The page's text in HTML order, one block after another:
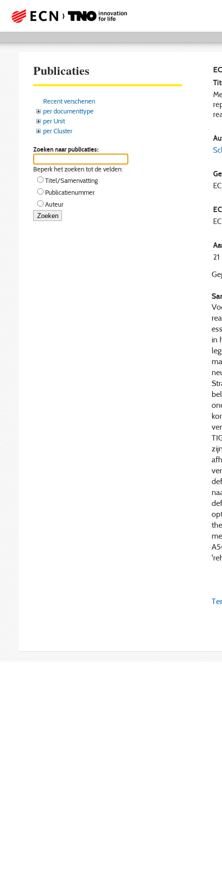
Publicaties
Recent verschenen
per documenttype
per Unit
per Cluster
Zoeken naar publicaties:
Beperk het zoeken tot de velden:
Titel/Samenvatting
Publicatienummer
Auteur
21
in